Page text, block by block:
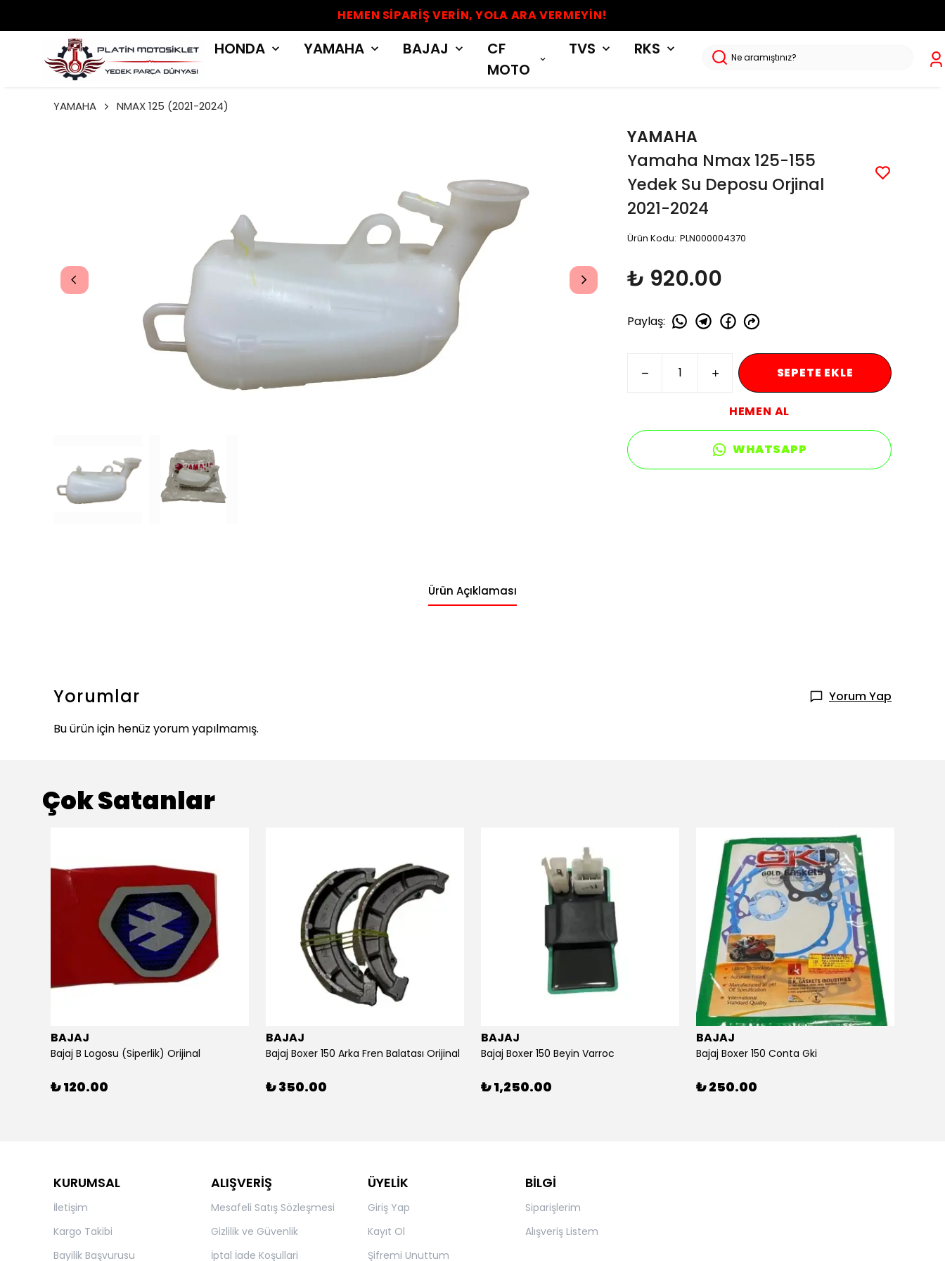
HEMEN SİPARİŞ VERİN, YOLA ARA VERMEYİN!
HONDA YAMAHA BAJAJ
CF
MOTO
TVS RKS
YAMAHA NMAX 125 (2021-2024)
YAMAHA
Yamaha Nmax 125-155
Yedek Su Deposu Orjinal
2021-2024
Ürün Kodu: PLN000004370
₺ 920.00
Paylaş:
SEPETE EKLE
HEMEN AL
WHATSAPP
Ürün Açıklaması
Yorumlar
Yorum Yap
Bu ürün için henüz yorum yapılmamış.
Çok Satanlar
BAJAJ
Bajaj B Logosu (Siperlik) Orijinal
₺ 120.00
BAJAJ
Bajaj Boxer 150 Arka Fren Balatası Orijinal
₺ 350.00
BAJAJ
Bajaj Boxer 150 Beyin Varroc
₺ 1,250.00
BAJAJ
Bajaj Boxer 150 Conta Gki
₺ 250.00
KURUMSAL
İletişim
Kargo Takibi
Bayilik Başvurusu
ALIŞVERİŞ
Mesafeli Satış Sözleşmesi
Gizlilik ve Güvenlik
İptal İade Koşullari
ÜYELİK
Giriş Yap
Kayıt Ol
Şifremi Unuttum
BİLGİ
Siparişlerim
Alışveriş Listem